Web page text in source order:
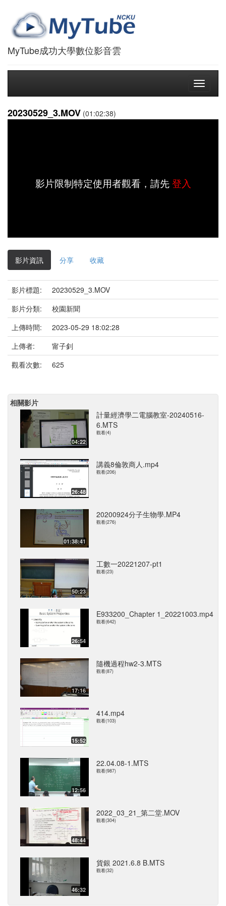
MyTube成功大學數位影音雲
Toggle
20230529_3.MOV (01:02:38)
影片限制特定使用者觀看，請先登入
影片資訊 分享 收藏
影片標題:
20230529_3.MOV
影片分類:
校園新聞
上傳時間:
2023-05-29 18:02:28
上傳者:
甯子釗
觀看次數:
625
相關影片
04:22
計量經濟學二電腦教室-20240516-
6.MTS
觀看(4)
26:48
講義8倫敦商人.mp4
觀看(206)
01:38:41
20200924分子生物學.MP4
觀看(276)
50:23
工數一20221207-pt1
觀看(23)
26:54
E933200_Chapter 1_20221003.mp4
觀看(642)
17:16
隨機過程hw2-3.MTS
觀看(87)
15:52
414.mp4
觀看(103)
12:56
22.04.08-1.MTS
觀看(987)
48:44
2022_03_21_第二堂.MOV
觀看(304)
46:32
貨銀 2021.6.8 B.MTS
觀看(32)